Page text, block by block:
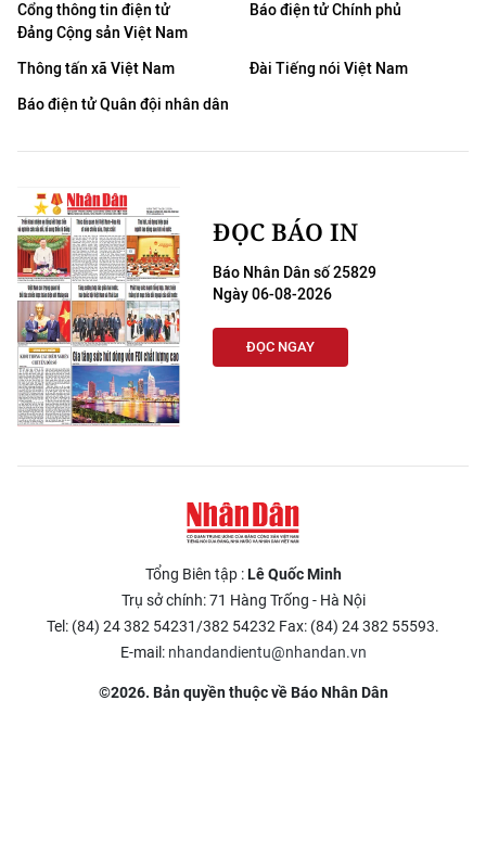
Cổng thông tin điện tử
Đảng Cộng sản Việt Nam
Báo điện tử Chính phủ
Thông tấn xã Việt Nam
Đài Tiếng nói Việt Nam
Báo điện tử Quân đội nhân dân
ĐỌC BÁO IN
Báo Nhân Dân số 25829
Ngày 06-08-2026
ĐỌC NGAY
Tổng Biên tập :Lê Quốc Minh
Trụ sở chính: 71 Hàng Trống - Hà Nội
Tel: (84) 24 382 54231/382 54232 Fax: (84) 24 382 55593.
E-mail: nhandandientu@nhandan.vn
©2026. Bản quyền thuộc về Báo Nhân Dân